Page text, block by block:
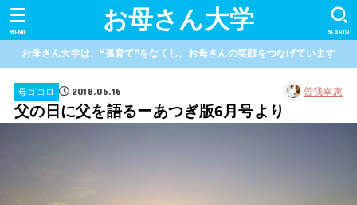
お母さん大学 SEARCH
MENU
お母さん大学は、“孤育て”をなくし、お母さんの笑顔をつなげています
母ゴコロ 2018.06.16 曽我幸恵
父の日に父を語るーあつぎ版6月号より